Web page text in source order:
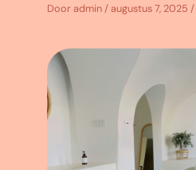
Dooradmin /augustus 7, 2025 /